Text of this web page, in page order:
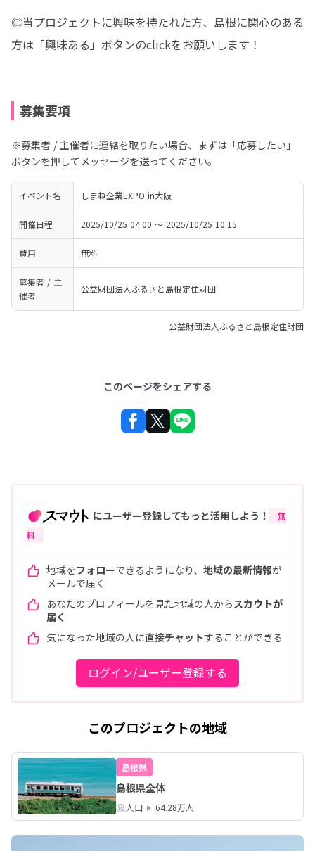
◎当プロジェクトに興味を持たれた方、島根に関心のある
方は「興味ある」ボタンのclickをお願いします！
募集要項
※募集者 / 主催者に連絡を取りたい場合、まずは「応募したい」
ボタンを押してメッセージを送ってください。
イベント名 しまね企業EXPO in大阪
開催日程 2025/10/25 04:00 〜 2025/10/25 10:15
費用 無料
募集者 / 主
催者
公益財団法人ふるさと島根定住財団
公益財団法人ふるさと島根定住財団
このページをシェアする
にユーザー登録してもっと活用しよう！
無
料
地域をフォローできるようになり、 地域の最新情報が
メールで届く
あなたのプロフィールを見た地域の人から スカウトが
届く
気になった地域の人に直接チャットすることができる
ログイン/ユーザー登録する
このプロジェクトの地域
島根県
島根県全体
人口 64.28万人